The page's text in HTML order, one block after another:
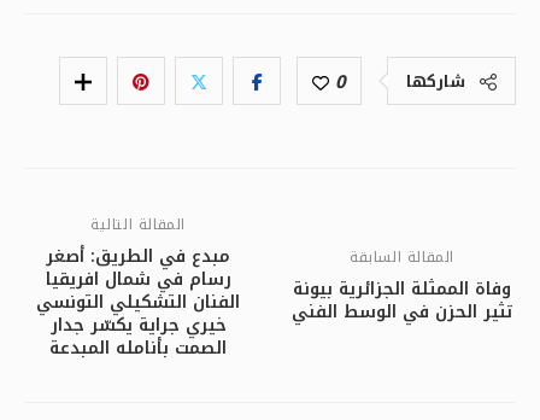
شاركها 0
المقالة السابقة
وفاة الممثلة الجزائرية بيونة
تثير الحزن في الوسط الفني
المقالة التالية
مبدع في الطريق: أصغر
رسام في شمال افريقيا
الفنان التشكيلي التونسي
خيري جراية يكسّر جدار
الصمت بأنامله المبدعة